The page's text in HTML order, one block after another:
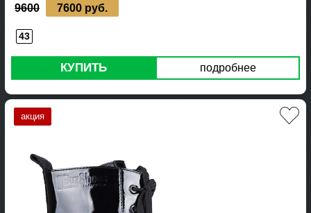
9600 7600 руб.
43
подробнее
КУПИТЬ